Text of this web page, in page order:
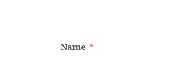
Name *